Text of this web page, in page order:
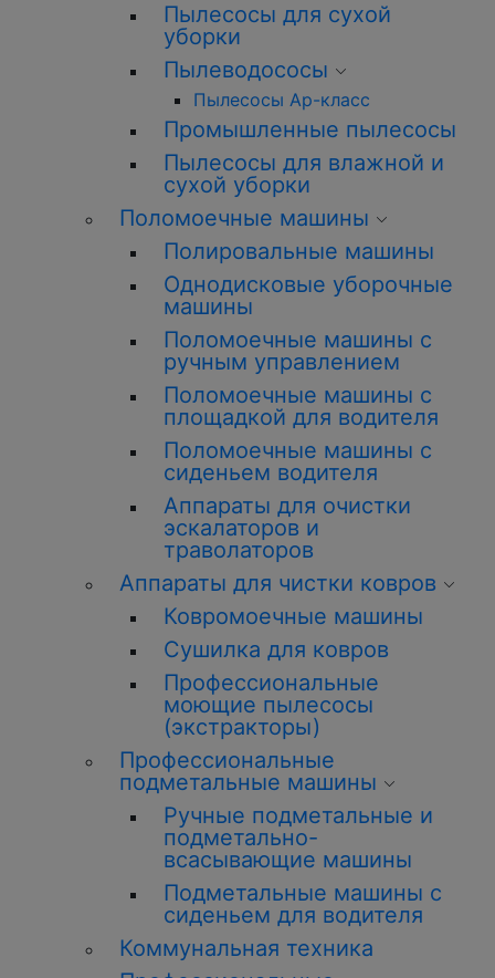
Пылесосы для сухой
уборки
Пылеводососы
Пылесосы Ар-класс
Промышленные пылесосы
Пылесосы для влажной и
сухой уборки
Поломоечные машины
Полировальные машины
Однодисковые уборочные
машины
Поломоечные машины с
ручным управлением
Поломоечные машины с
площадкой для водителя
Поломоечные машины с
сиденьем водителя
Аппараты для очистки
эскалаторов и
траволаторов
Аппараты для чистки ковров
Ковромоечные машины
Сушилка для ковров
Профессиональные
моющие пылесосы
(экстракторы)
Профессиональные
подметальные машины
Ручные подметальные и
подметально-
всасывающие машины
Подметальные машины с
сиденьем для водителя
Коммунальная техника